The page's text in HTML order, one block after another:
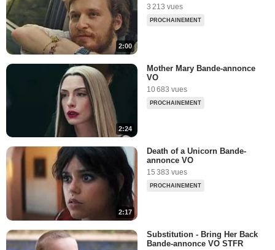
2:00
3 213 vues
PROCHAINEMENT
2:24
Mother Mary Bande-annonce
VO
10 683 vues
PROCHAINEMENT
2:17
Death of a Unicorn Bande-
annonce VO
15 383 vues
PROCHAINEMENT
Substitution - Bring Her Back
Bande-annonce VO STFR